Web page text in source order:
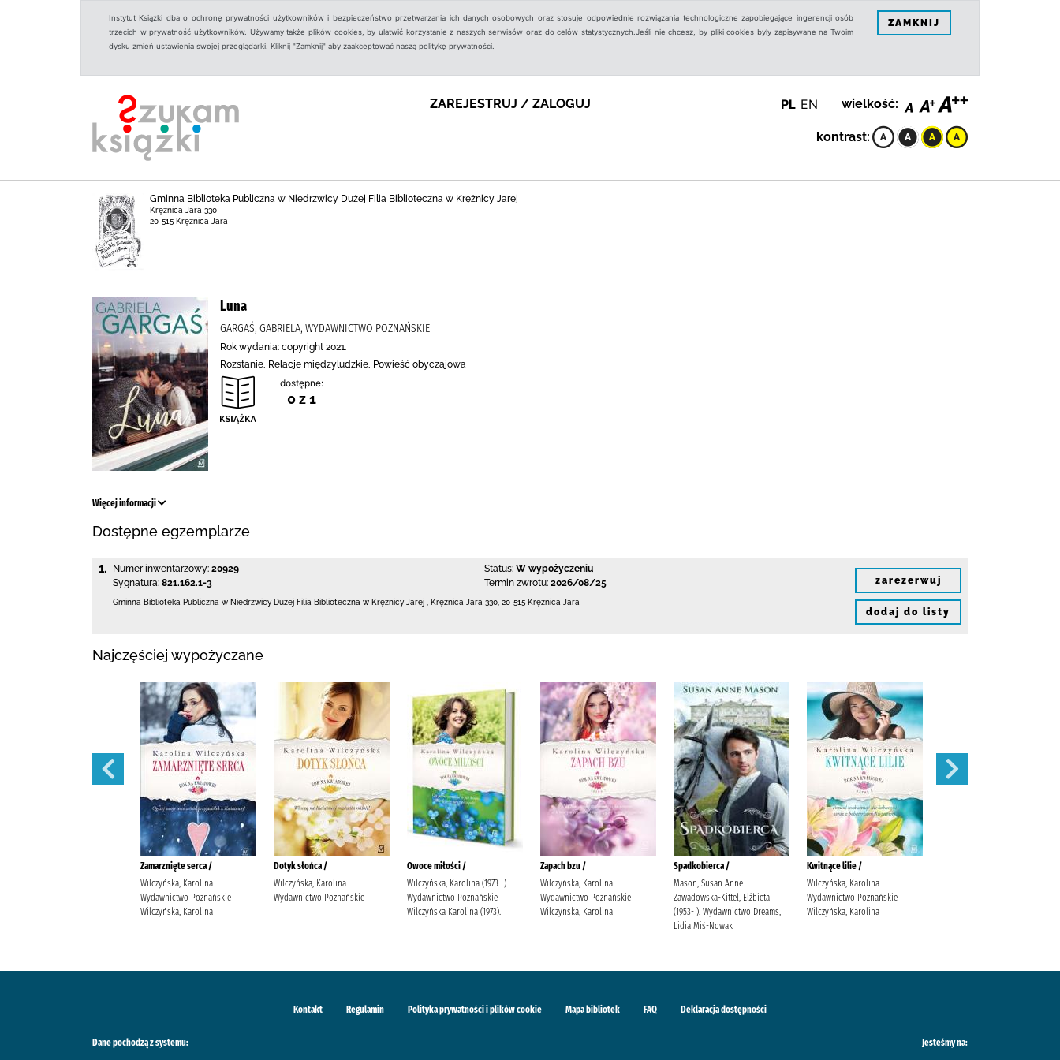
Instytut Książki dba o ochronę prywatności użytkowników i bezpieczeństwo przetwarzania ich danych osobowych oraz stosuje odpowiednie rozwiązania technologiczne zapobiegające ingerencji osób
trzecich w prywatność użytkowników. Używamy także plików cookies, by ułatwić korzystanie z naszych serwisów oraz do celów statystycznych.Jeśli nie chcesz, by pliki cookies były zapisywane na Twoim
dysku zmień ustawienia swojej przeglądarki. Kliknij "Zamknij" aby zaakceptować naszą politykę prywatności.
ZAMKNIJ
ZAREJESTRUJ / ZALOGUJ PL EN wielkość:
kontrast:
Gminna Biblioteka Publiczna w Niedrzwicy Dużej Filia Biblioteczna w Krężnicy Jarej
Krężnica Jara 330
20-515 Krężnica Jara
Luna
GARGAŚ, GABRIELA, WYDAWNICTWO POZNAŃSKIE
Rok wydania: copyright 2021.
Rozstanie, Relacje międzyludzkie, Powieść obyczajowa
dostępne:
0 z 1
Więcej informacji
Dostępne egzemplarze
1. Numer inwentarzowy: 20929
Sygnatura: 821.162.1-3
Status: W wypożyczeniu
Termin zwrotu: 2026/08/25
Gminna Biblioteka Publiczna w Niedrzwicy Dużej Filia Biblioteczna w Krężnicy Jarej Krężnica Jara 330 20-515 Krężnica Jara
zarezerwuj
dodaj do listy
Najczęściej wypożyczane
Zamarznięte serca /
Wilczyńska, Karolina
Wydawnictwo Poznańskie
Wilczyńska, Karolina
Dotyk słońca /
Wilczyńska, Karolina
Wydawnictwo Poznańskie
Owoce miłości /
Wilczyńska, Karolina (1973- )
Wydawnictwo Poznańskie
Wilczyńska Karolina (1973).
Zapach bzu /
Wilczyńska, Karolina
Wydawnictwo Poznańskie
Wilczyńska, Karolina
Spadkobierca /
Mason, Susan Anne
Zawadowska-Kittel, Elżbieta
(1953- ). Wydawnictwo Dreams,
Lidia Miś-Nowak
Kwitnące lilie /
Wilczyńska, Karolina
Wydawnictwo Poznańskie
Wilczyńska, Karolina
Kontakt Regulamin Polityka prywatności i plików cookie Mapa bibliotek FAQ Deklaracja dostępności
Dane pochodzą z systemu: Jesteśmy na: